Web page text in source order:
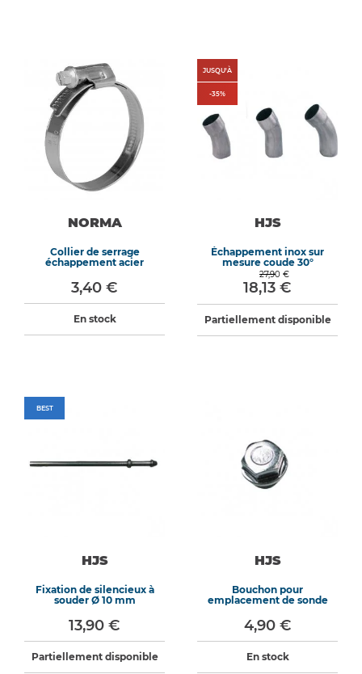
NORMA
Collier de serrage
échappement acier
3,40 €
En stock
JUSQU'À
-35%
HJS
Échappement inox sur
mesure coude 30°
27,90 €
18,13 €
Partiellement disponible
BEST
HJS
Fixation de silencieux à
souder Ø 10 mm
13,90 €
Partiellement disponible
HJS
Bouchon pour
emplacement de sonde
4,90 €
En stock